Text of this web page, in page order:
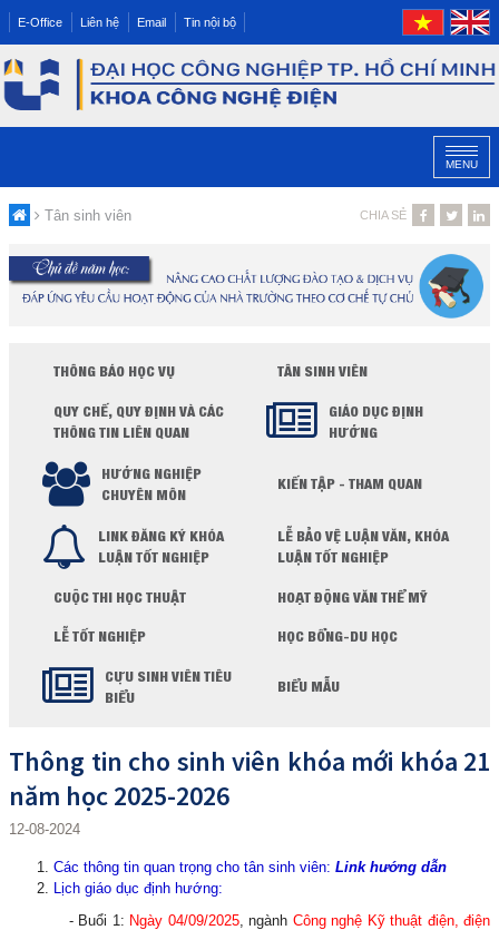
E-Office Liên hệ Email Tin nội bộ
MENU
Tân sinh viên CHIA SẺ
THÔNG BÁO HỌC VỤ TÂN SINH VIÊN
QUY CHẾ, QUY ĐỊNH VÀ CÁC
THÔNG TIN LIÊN QUAN
GIÁO DỤC ĐỊNH
HƯỚNG
HƯỚNG NGHIỆP
CHUYÊN MÔN
KIẾN TẬP - THAM QUAN
LINK ĐĂNG KÝ KHÓA
LUẬN TỐT NGHIỆP
LỄ BẢO VỆ LUẬN VĂN, KHÓA
LUẬN TỐT NGHIỆP
CUỘC THI HỌC THUẬT HOẠT ĐỘNG VĂN THỂ MỸ
LỄ TỐT NGHIỆP HỌC BỔNG-DU HỌC
CỰU SINH VIÊN TIÊU
BIỂU
BIỂU MẪU
Thông tin cho sinh viên khóa mới khóa 21
năm học 2025-2026
12-08-2024
Các thông tin quan trọng cho tân sinh viên: Link hướng dẫn
Lịch giáo dục định hướng:
- Buổi 1: Ngày 04/09/2025, ngành Công nghệ Kỹ thuật điện, điện